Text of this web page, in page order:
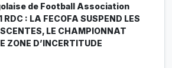
de Football Association
RDC : LA FECOFA SUSPEND LES
LE CHAMPIONNAT
ZONE D’INCERTITUDE